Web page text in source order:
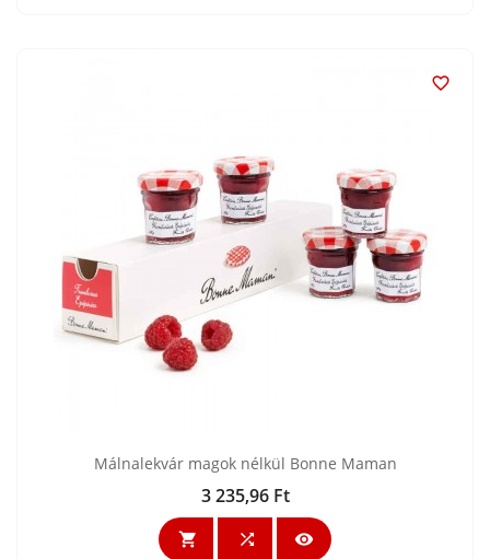

Málnalekvár magok nélkül Bonne Maman
Ár
3 235,96 Ft
  